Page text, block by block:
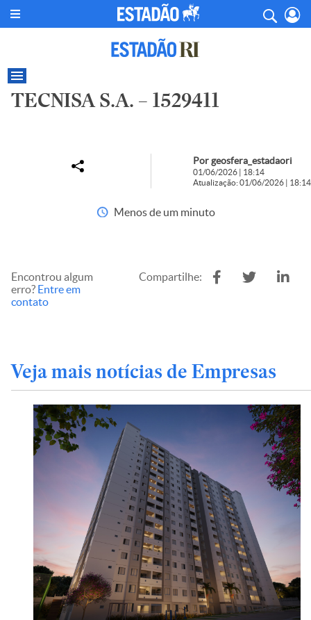
TECNISA S.A. – 1529411
Por geosfera_estadaori
01/06/2026 | 18:14
Atualização: 01/06/2026 | 18:14
Menos de um minuto
Encontrou algum
erro? Entre em
contato
Compartilhe:
Veja mais notícias de Empresas